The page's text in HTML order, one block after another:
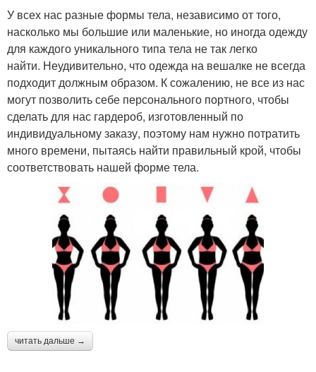
У всех нас разные формы тела, независимо от того,
насколько мы большие или маленькие, но иногда одежду
для каждого уникального типа тела не так легко
найти. Неудивительно, что одежда на вешалке не всегда
подходит должным образом. К сожалению, не все из нас
могут позволить себе персонального портного, чтобы
сделать для нас гардероб, изготовленный по
индивидуальному заказу, поэтому нам нужно потратить
много времени, пытаясь найти правильный крой, чтобы
соответствовать нашей форме тела.
читать дальше →